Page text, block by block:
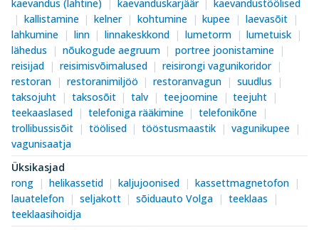
kaevandus (lahtine)
kaevanduskarjäär
kaevandustöölised
kallistamine
kelner kohtumine kupee
laevasõit
lahkumine
linn linnakeskkond lumetorm
lumetuisk
lähedus
nõukogude aegruum
portree joonistamine
reisijad
reisimisvõimalused
reisirongi vagunikoridor
restoran
restoranimiljöö restoranvagun
suudlus
taksojuht
taksosõit talv teejoomine
teejuht
teekaaslased
telefoniga rääkimine
telefonikõne
trollibussisõit
töölised tööstusmaastik
vagunikupee
vagunisaatja
Üksikasjad
rong
helikassetid kaljujoonised
kassettmagnetofon
lauatelefon
seljakott sõiduauto Volga
teeklaas
teeklaasihoidja